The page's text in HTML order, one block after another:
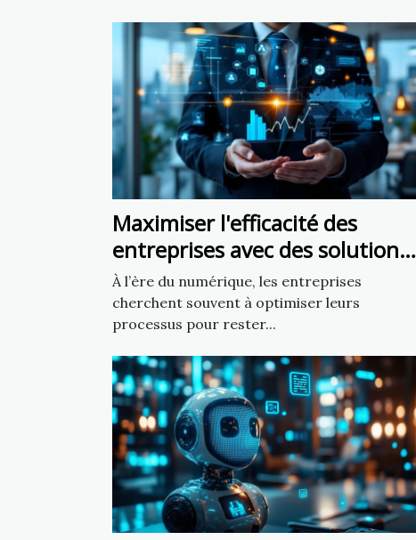
Maximiser l'efficacité des
entreprises avec des solutions
numériques personnalisées
À l’ère du numérique, les entreprises
cherchent souvent à optimiser leurs
processus pour rester...